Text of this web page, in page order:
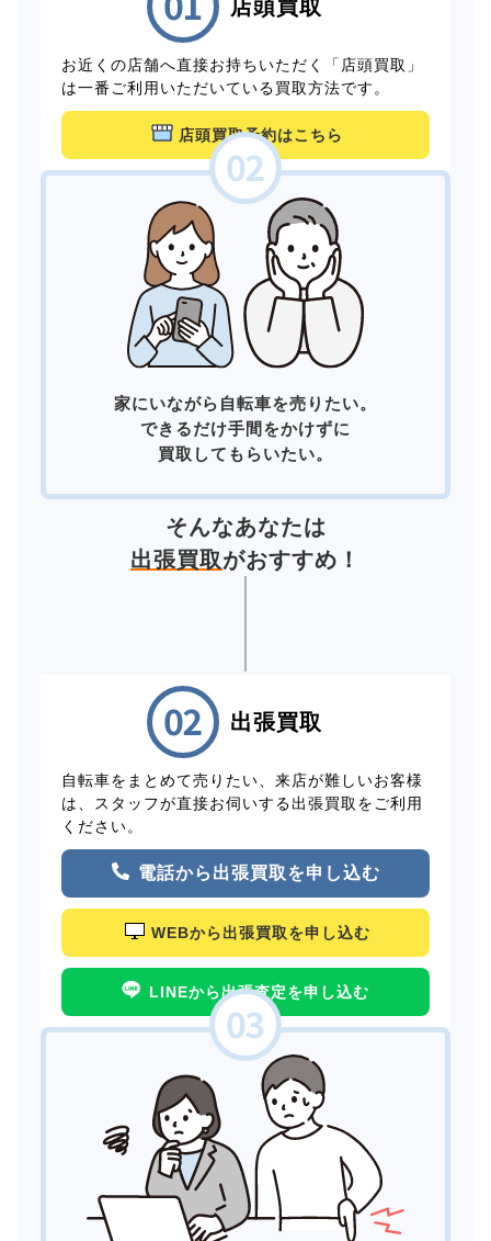
店頭買取
お近くの店舗へ直接お持ちいただく「店頭買取」
は一番ご利用いただいている買取方法です。
店頭買取予約はこちら
家にいながら自転車を売りたい。
できるだけ手間をかけずに
買取してもらいたい。
そんなあなたは
出張買取がおすすめ！
出張買取
自転車をまとめて売りたい、来店が難しいお客様
は、スタッフが直接お伺いする出張買取をご利用
ください。
電話から出張買取を申し込む
WEBから出張買取を申し込む
LINEから出張査定を申し込む